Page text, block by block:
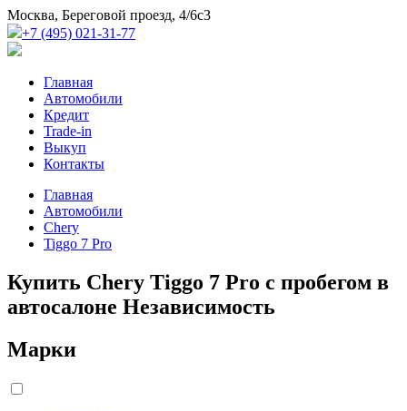
Москва, Береговой проезд, 4/6с3
+7 (495) 021-31-77
Главная
Автомобили
Кредит
Trade-in
Выкуп
Контакты
Главная
Автомобили
Chery
Tiggo 7 Pro
Купить Chery Tiggo 7 Pro с пробегом в
автосалоне Независимость
Марки